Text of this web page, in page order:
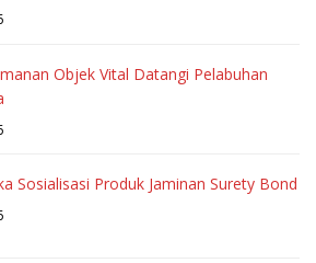
Objek Vital Datangi Pelabuhan
Sosialisasi Produk Jaminan Surety Bond